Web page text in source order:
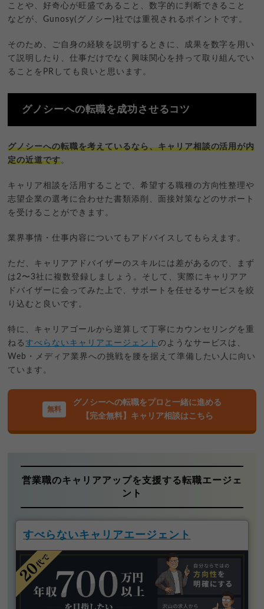
ことや、好奇心が旺盛であること、数字的に判断できること
などが、Gunosy(グノシー)社では重視されるポイントです。
そのため、ご自身の経験を説明するときに、成果を数字を用い
て説明したり、仕事だけでなく興味関心を持って取り組んでい
ることをPRしても良いと思います。
グノシーへの転職を成功させるコツ
グノシーへの転職を考えているなら、キャリア相談の活用が内
定の近道です。
キャリア相談を活用することで、希望する職種の方向性整理や
志望企業の選考に合わせた書類添削、面接対策などのサポート
を受けることができます。
業界事情・仕事内容についてもアドバイスしてもらえます。
ただ、キャリアアドバイザーのスキルには差があるので、まず
は2〜3社に複数登録しましょう。そして、実際にキャリアア
ドバイザーに会ってみた上で、サポートを任せるサービスを絞
り込むと良いです。
特に、キャリアゴールから逆算して丁寧にカウンセリングを重
ねるすべらないキャリアエージェント のようなサービスは、
Web・メディア業界への挑戦を腰を据えて準備したい人に向い
ています。
グノシーへの転職をプロと一緒に進める
【完全無料】キャリア相談はこちら
営業職のキャリアアップを支援する転職エージェ
ント
すべらないキャリアエージェント